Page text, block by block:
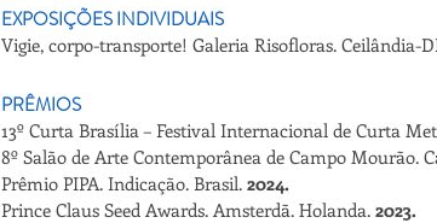
EXPOSIÇÕES INDIVIDUAIS
Vigie, corpo-transporte! Galeria Risofloras. Ceilândia-
PRÊMIOS
13º Curta Brasília – Festival Internacional de Curta
8º Salão de Arte Contemporânea de Campo Mourão.
Prêmio PIPA. Indicação. Brasil. 2024.
Prince Claus Seed Awards. Amsterdã. Holanda. 2023.